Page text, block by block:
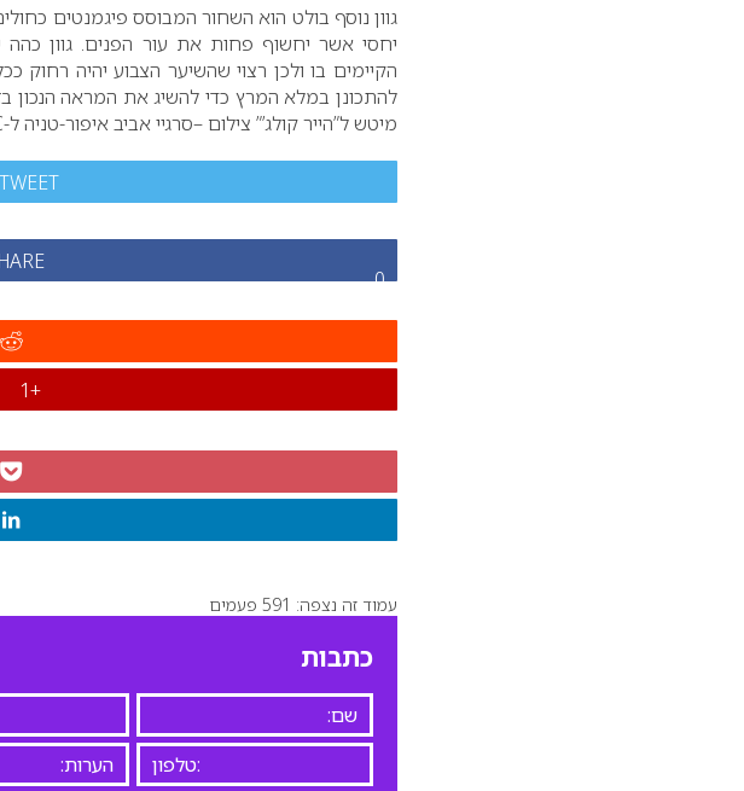
גוון נוסף בולט הוא השחור המבוסס פיגמנטים
יחסי אשר יחשוף פחות את עור הפנים. גוון כהה
הקיימים בו ולכן רצוי שהשיער הצבוע יהיה
להתכונן במלא המרץ כדי להשיג את המראה הנכון
מיטש ל”הייר קולג’” צילום –סרגיי אביב איפור-טניה ל-LT COSMETIC
TWEET
0
+1
עמוד זה נצפה: 591 פעמים
כתבות